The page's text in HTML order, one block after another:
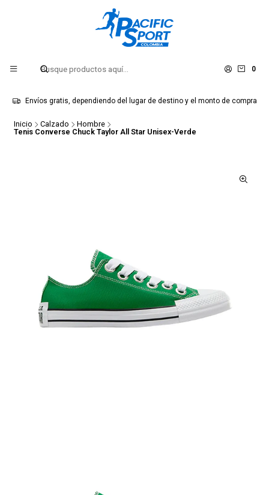
0
Envíos gratis, dependiendo del lugar de destino y el monto de compra
Inicio Calzado
Hombre
Tenis Converse Chuck Taylor All Star Unisex-Verde